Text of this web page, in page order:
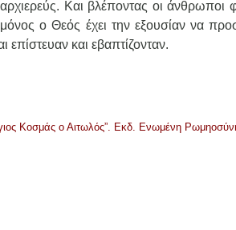
Και βλέποντας οι άνθρωποι
ο Θεός έχει την εξουσίαν να
επίστευαν και εβαπτίζονταν.
Κοσμάς ο Αιτωλός”. Εκδ. Ενωμένη